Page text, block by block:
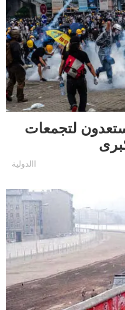
لتجمعات
االدولية